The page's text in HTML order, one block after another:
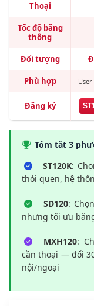
Thoại
Tốc độ băng
thông
Đối tượng
Phù hợp User
Đăng ký
Tóm tắt 3
ST120K:
thói quen, hệ
SD120:
nhưng tối ưu
MXH120:
cần thoại — đổi
nội/ngoại